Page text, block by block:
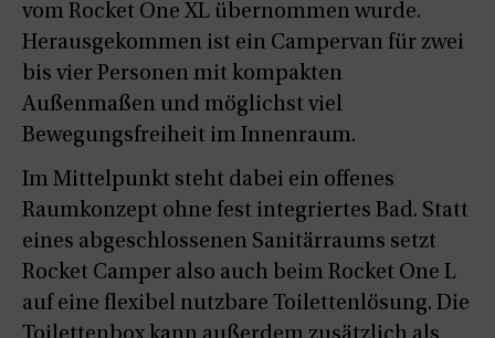
vom Rocket One XL übernommen wurde.
Herausgekommen ist ein Campervan für zwei
bis vier Personen mit kompakten
Außenmaßen und möglichst viel
Bewegungsfreiheit im Innenraum.
Im Mittelpunkt steht dabei ein offenes
Raumkonzept ohne fest integriertes Bad. Statt
eines abgeschlossenen Sanitärraums setzt
Rocket Camper also auch beim Rocket One L
auf eine flexibel nutzbare Toilettenlösung. Die